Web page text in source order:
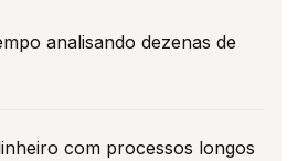
analisando dezenas de
com processos longos